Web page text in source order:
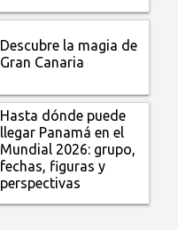
Descubre la magia de
Gran Canaria
Hasta dónde puede
llegar Panamá en el
Mundial 2026: grupo,
fechas, figuras y
perspectivas